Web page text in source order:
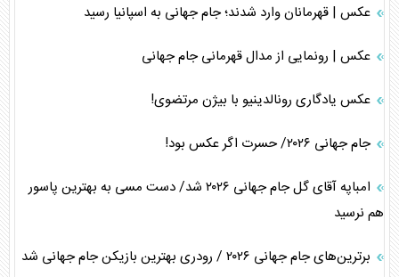
عکس | قهرمانان وارد شدند؛ جام جهانی به اسپانیا رسید
عکس | رونمایی از مدال قهرمانی جام جهانی
عکس یادگاری رونالدینیو با بیژن مرتضوی!
جام جهانی ۲۰۲۶/ حسرت اگر عکس بود!
امباپه آقای گل جام جهانی ۲۰۲۶ شد/ دست مسی به بهترین پاسور
هم نرسید
برترین‌های جام جهانی ۲۰۲۶ / رودری بهترین بازیکن جام جهانی شد